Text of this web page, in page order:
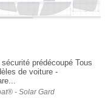
sécurité prédécoupé Tous
de voiture -
- Solar Gard